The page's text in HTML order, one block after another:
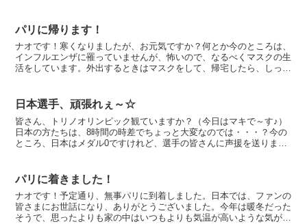
パリに帰ります！
ナオです！寒くなりましたが、お元気ですか？何とか今のところは、
インフルエンザに罹っていませんが、怖いので、なるべくマスクの生
活をしています。外出するときはマスクをして、帰宅したら、しっか
日本選手、頑張れぇ～☆
皆さん、トリノオリンピック観ていますか？（今日はマキで～す♪）
日本の方たちは、8時間の時差でちょっと大変なのでは・・・？今の
ところ、日本はメダル0ですけれど、選手の皆さんに声援を送りま
パリに着きました！
ナオです！予定通り、無事パリに到着しました。日本では、ファンの
皆さまにお世話になり、ありがとうございました。今年は暖冬だった
そうで、思ったよりも家の中はいつもよりも気温が高いような気がし